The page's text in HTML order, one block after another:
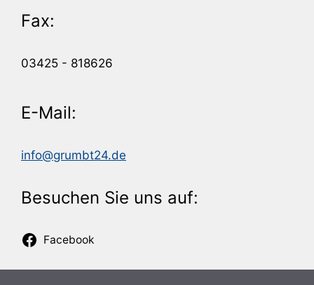
Fax:
03425 - 818626
E-Mail:
info@grumbt24.de
Besuchen Sie uns auf:
Facebook